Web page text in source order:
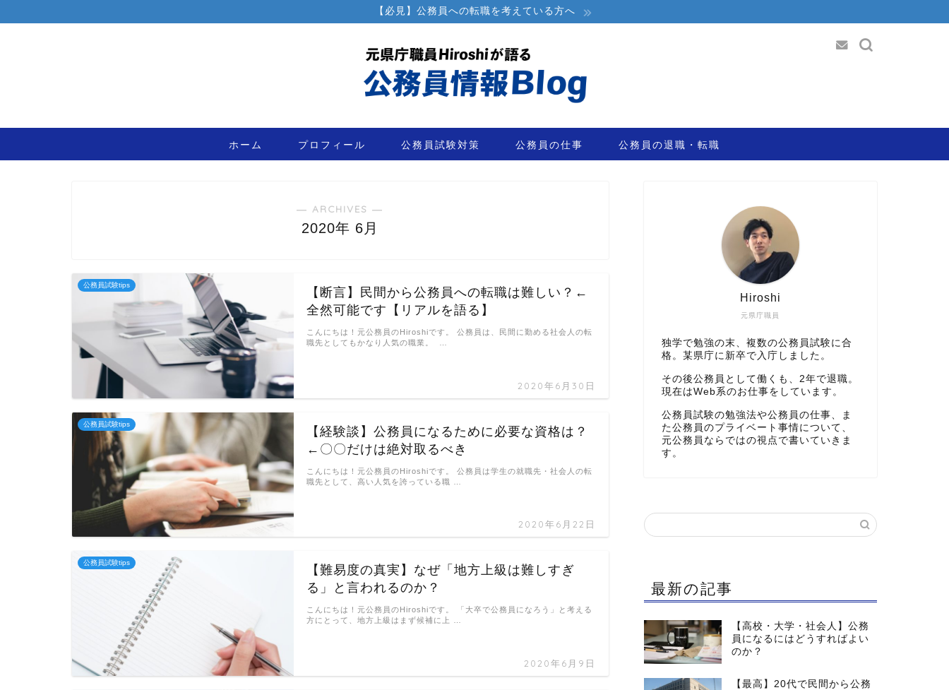
【必見】公務員への転職を考えている方へ
ホーム プロフィール 公務員試験対策 公務員の仕事 公務員の退職・転職
― ARCHIVES ―
2020年 6月
公務員試験tips
【断言】民間から公務員への転職は難しい？←
全然可能です【リアルを語る】
2020年6月30日
こんにちは！元公務員のHiroshiです。 公務員は、民間に勤める社会人の転
職先としてもかなり人気の職業。 …
公務員試験tips
【経験談】公務員になるために必要な資格は？
←〇〇だけは絶対取るべき
2020年6月22日
こんにちは！元公務員のHiroshiです。 公務員は学生の就職先・社会人の転
職先として、高い人気を誇っている職 …
公務員試験tips
【難易度の真実】なぜ「地方上級は難しすぎ
る」と言われるのか？
2020年6月9日
こんにちは！元公務員のHiroshiです。 「大卒で公務員になろう」と考える
方にとって、地方上級はまず候補に上 …
元県庁職員
Hiroshi
独学で勉強の末、複数の公務員試験に合
格。某県庁に新卒で入庁しました。
その後公務員として働くも、2年で退職。
現在はWeb系のお仕事をしています。
公務員試験の勉強法や公務員の仕事、ま
た公務員のプライベート事情について、
元公務員ならではの視点で書いていきま
す。
最新の記事
【高校・大学・社会人】公務
員になるにはどうすればよい
のか？
【最高】20代で民間から公務